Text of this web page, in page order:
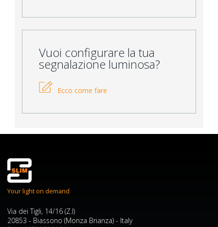
Vuoi configurare la tua
segnalazione luminosa?
Ecco come fare
Your light on demand
Via dei Tigli, 14/16 (Z.I)
20853 - Biassono (Monza Brianza) - Italy